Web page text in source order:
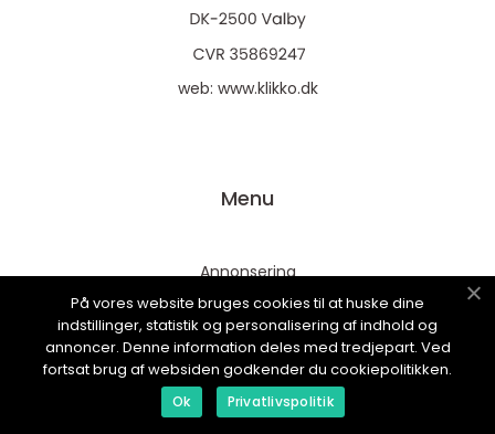
web: www.klikko.dk
Menu
Annonsering
Om oss
Cookies
Kontakta oss
Sitemap
På vores website bruges cookies til at huske dine
indstillinger, statistik og personalisering af indhold og
annoncer. Denne information deles med tredjepart. Ved
fortsat brug af websiden godkender du cookiepolitikken.
Ok Privatlivspolitik